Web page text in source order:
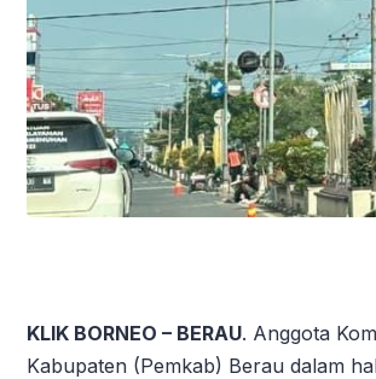
KLIK BORNEO – BERAU. Anggota
Kabupaten (Pemkab) Berau dalam